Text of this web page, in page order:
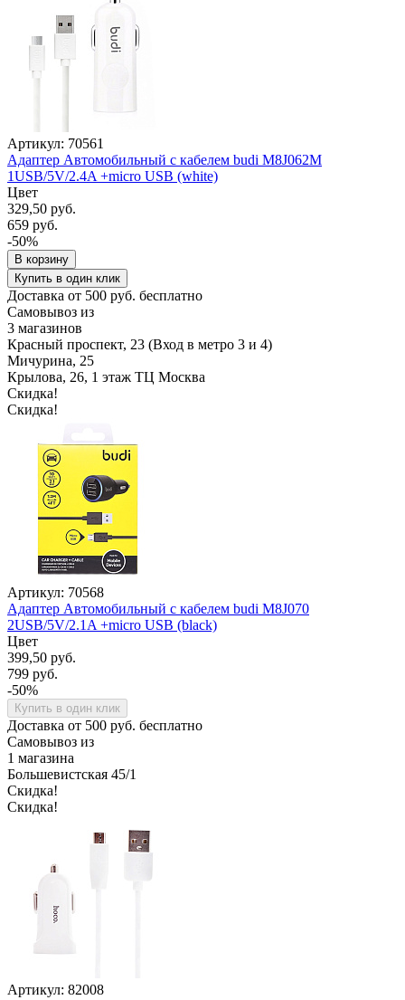
Артикул: 70561
Адаптер Автомобильный с кабелем budi M8J062M
1USB/5V/2.4A +micro USB (white)
Цвет
329,50 руб.
659 руб.
-50%
В корзину
Купить в один клик
Доставка от 500 руб. бесплатно
Самовывоз из
3 магазинов
Красный проспект, 23 (Вход в метро 3 и 4)
Мичурина, 25
Крылова, 26, 1 этаж ТЦ Москва
Скидка!
Скидка!
Артикул: 70568
Адаптер Автомобильный с кабелем budi M8J070
2USB/5V/2.1A +micro USB (black)
Цвет
399,50 руб.
799 руб.
-50%
Купить в один клик
Доставка от 500 руб. бесплатно
Самовывоз из
1 магазина
Большевистская 45/1
Скидка!
Скидка!
Артикул: 82008